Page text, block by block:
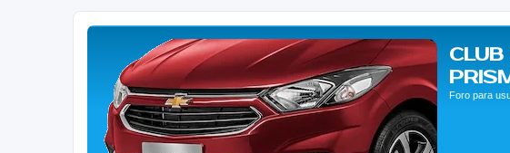
CLUB
Foro para